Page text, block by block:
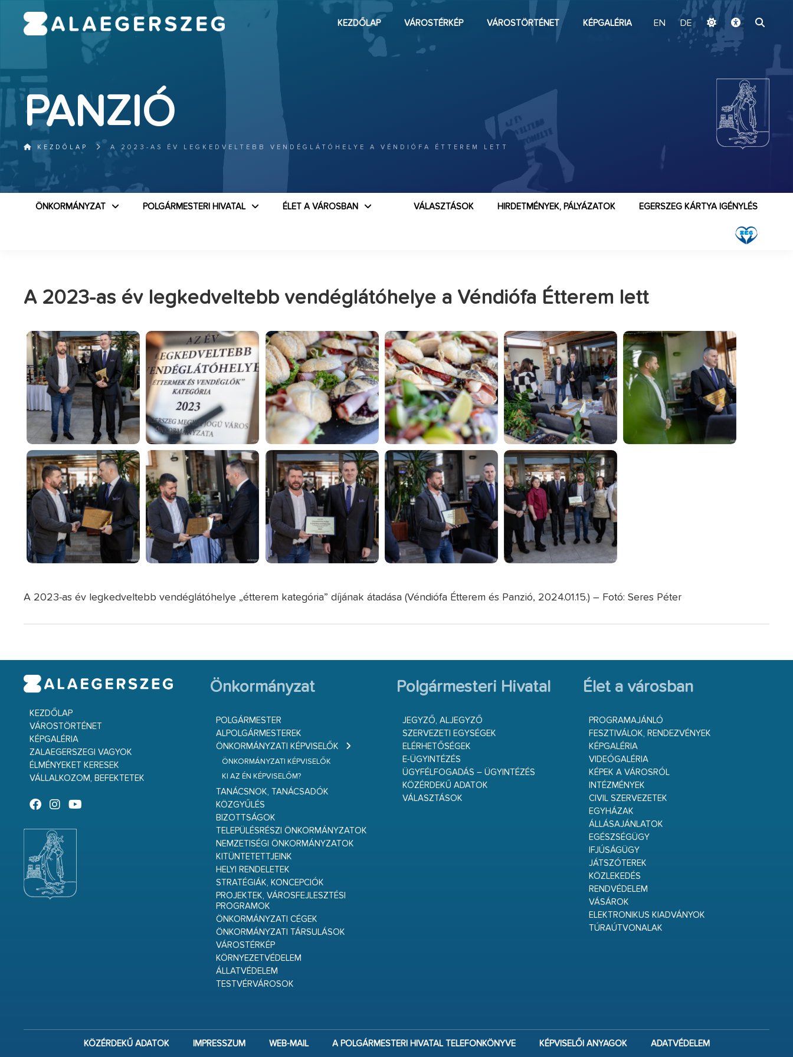
ugrás a fő tartalomhoz
KEZDŐLAP VÁROSTÉRKÉP VÁROSTÖRTÉNET KÉPGALÉRIA EN DE
PANZIÓ
KEZDŐLAP A 2023-AS ÉV LEGKEDVELTEBB VENDÉGLÁTÓHELYE A VÉNDIÓFA ÉTTEREM LETT
ÖNKORMÁNYZAT POLGÁRMESTERI HIVATAL ÉLET A VÁROSBAN EGERSZEG KÁRTYA IGÉNYLÉS
HIRDETMÉNYEK, PÁLYÁZATOK
VÁLASZTÁSOK
A 2023-as év legkedveltebb vendéglátóhelye a Véndiófa Étterem lett
A 2023-as év legkedveltebb vendéglátóhelye „étterem kategória” díjának átadása (Véndiófa Étterem és Panzió, 2024.01.15.) – Fotó: Seres Péter
KEZDŐLAP
VÁROSTÖRTÉNET
KÉPGALÉRIA
ZALAEGERSZEGI VAGYOK
ÉLMÉNYEKET KERESEK
VÁLLALKOZOM, BEFEKTETEK
Önkormányzat
POLGÁRMESTER
ALPOLGÁRMESTEREK
ÖNKORMÁNYZATI KÉPVISELŐK
ÖNKORMÁNYZATI KÉPVISELŐK
KI AZ ÉN KÉPVISELŐM?
TANÁCSNOK, TANÁCSADÓK
KÖZGYŰLÉS
BIZOTTSÁGOK
TELEPÜLÉSRÉSZI ÖNKORMÁNYZATOK
NEMZETISÉGI ÖNKORMÁNYZATOK
KITÜNTETETTJEINK
HELYI RENDELETEK
STRATÉGIÁK, KONCEPCIÓK
PROJEKTEK, VÁROSFEJLESZTÉSI
PROGRAMOK
ÖNKORMÁNYZATI CÉGEK
ÖNKORMÁNYZATI TÁRSULÁSOK
VÁROSTÉRKÉP
KÖRNYEZETVÉDELEM
ÁLLATVÉDELEM
TESTVÉRVÁROSOK
Polgármesteri Hivatal
JEGYZŐ, ALJEGYZŐ
SZERVEZETI EGYSÉGEK
ELÉRHETŐSÉGEK
E-ÜGYINTÉZÉS
ÜGYFÉLFOGADÁS – ÜGYINTÉZÉS
KÖZÉRDEKŰ ADATOK
VÁLASZTÁSOK
Élet a városban
PROGRAMAJÁNLÓ
FESZTIVÁLOK, RENDEZVÉNYEK
KÉPGALÉRIA
VIDEÓGALÉRIA
KÉPEK A VÁROSRÓL
INTÉZMÉNYEK
CIVIL SZERVEZETEK
EGYHÁZAK
ÁLLÁSAJÁNLATOK
EGÉSZSÉGÜGY
IFJÚSÁGÜGY
JÁTSZÓTEREK
KÖZLEKEDÉS
RENDVÉDELEM
VÁSÁROK
ELEKTRONIKUS KIADVÁNYOK
TÚRAÚTVONALAK
KÖZÉRDEKŰ ADATOK IMPRESSZUM WEB-MAIL A POLGÁRMESTERI HIVATAL TELEFONKÖNYVE KÉPVISELŐI ANYAGOK ADATVÉDELEM